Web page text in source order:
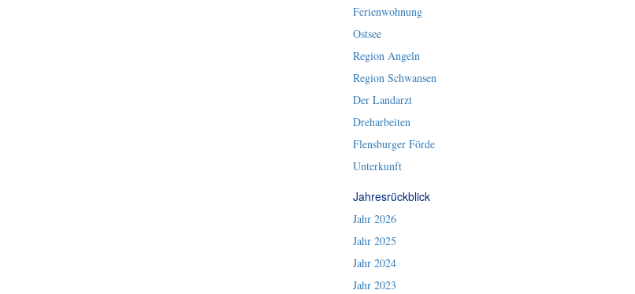
Ferienwohnung
Ostsee
Region Angeln
Region Schwansen
Der Landarzt
Dreharbeiten
Flensburger Förde
Unterkunft
Jahresrückblick
Jahr 2026
Jahr 2025
Jahr 2024
Jahr 2023